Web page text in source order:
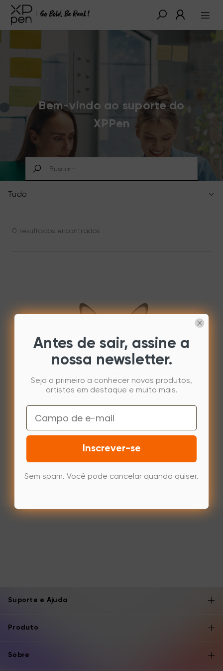
Bem-vindo ao suporte do
XPPen
Tudo
0 resultados encontrados
pesquisar por outra palavra-chave. Caso não
encontre o que procura, entre
que teremos prazer em ajudar!
Suporte e Ajuda
Produto
Sobre
Antes de sair, assine a
nossa newsletter.
Seja o primeiro a conhecer novos produtos,
artistas em destaque e muito mais.
Email
Inscrever-se
Sem spam. Você pode cancelar quando quiser.